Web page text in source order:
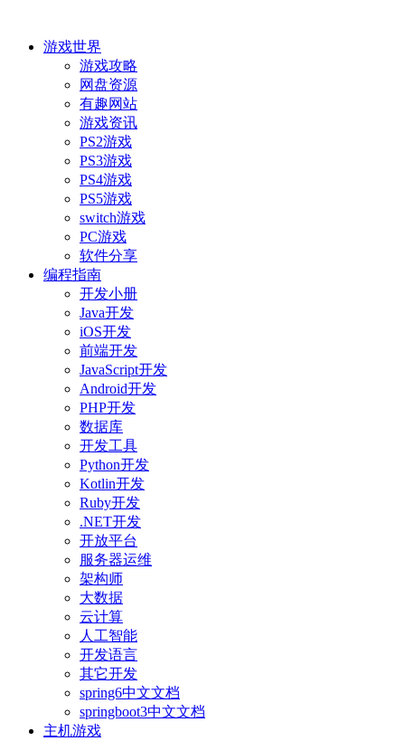
游戏世界
游戏攻略
网盘资源
有趣网站
游戏资讯
PS2游戏
PS3游戏
PS4游戏
PS5游戏
switch游戏
PC游戏
软件分享
编程指南
开发小册
Java开发
iOS开发
前端开发
JavaScript开发
Android开发
PHP开发
数据库
开发工具
Python开发
Kotlin开发
Ruby开发
.NET开发
开放平台
服务器运维
架构师
大数据
云计算
人工智能
开发语言
其它开发
spring6中文文档
springboot3中文文档
主机游戏